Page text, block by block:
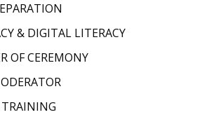
& DIGITAL LITERACY
OF CEREMONY